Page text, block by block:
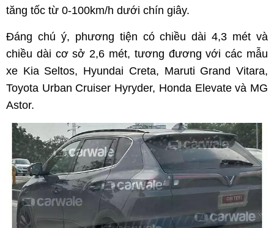
tăng tốc từ 0-100km/h dưới chín giây.
Đáng chú ý, phương tiện có chiều dài 4,3 mét và
chiều dài cơ sở 2,6 mét, tương đương với các mẫu
xe Kia Seltos, Hyundai Creta, Maruti Grand Vitara,
Toyota Urban Cruiser Hyryder, Honda Elevate và MG
Astor.